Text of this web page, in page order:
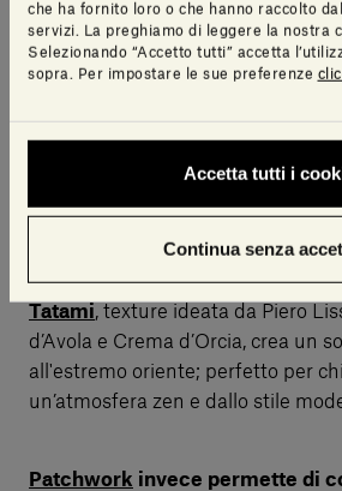
che ha fornito loro o che hanno raccolto
servizi. La preghiamo di leggere la nostra
Selezionando “Accetto tutti” accetta
sopra. Per impostare le sue preferenze
Accetta tutti i
Continua senza
Una consulenza che si estende
materiali e delle finiture, così da
raffinati e valorizzare le specificità
marmo.
Ad esempio, l'abbinamento di
Tatami, texture ideata da Piero
d’Avola e Crema d’Orcia, crea un
all'estremo oriente; perfetto per
un’atmosfera zen e dallo stile
Patchwork invece permette di